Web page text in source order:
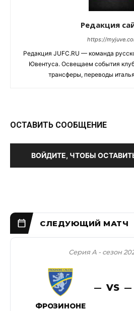
Редакция
https://
Редакция JUFC.RU — команда
Ювентуса. Освещаем события
трансферы, переводы
ОСТАВИТЬ СООБЩЕНИЕ
ВОЙДИТЕ, ЧТОБЫ
Серия А - сезон
ФРОЗИНОНЕ
VS